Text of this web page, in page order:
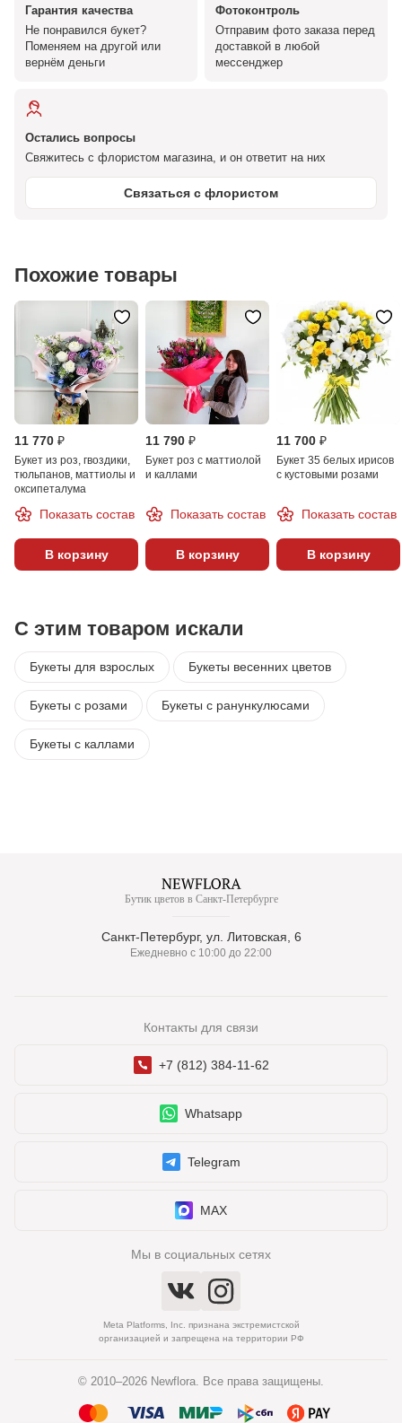
Гарантия качества
Не понравился букет?
Поменяем на другой или
вернём деньги
Фотоконтроль
Отправим фото заказа перед
доставкой в любой
мессенджер
Остались вопросы
Свяжитесь с флористом магазина, и он ответит на них
Связаться с флористом
Похожие товары
11 770 ₽
Букет из роз, гвоздики,
тюльпанов, маттиолы и
оксипеталума
Показать состав
В корзину
11 790 ₽
Букет роз с маттиолой
и каллами
Показать состав
В корзину
11 700 ₽
Букет 35 белых ирисов
с кустовыми розами
Показать состав
В корзину
С этим товаром искали
Букеты для взрослых Букеты весенних цветов
Букеты с розами Букеты с ранункулюсами
Букеты с каллами
Бутик цветов в Санкт-Петербурге
Санкт-Петербург, ул. Литовская, 6
Ежедневно с 10:00 до 22:00
Контакты для связи
+7 (812) 384-11-62
Whatsapp
Telegram
MAX
Мы в социальных сетях
Meta Platforms, Inc. признана экстремистской
организацией и запрещена на территории РФ
© 2010–2026 Newflora. Все права защищены.